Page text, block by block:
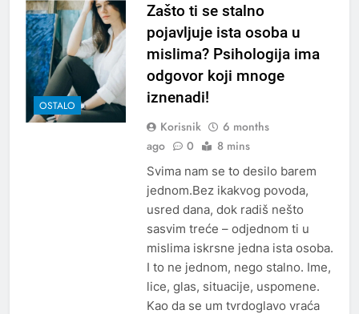
OSTALO
Zašto ti se stalno
pojavljuje ista osoba u
mislima? Psihologija ima
odgovor koji mnoge
iznenadi!
Korisnik
6 months
ago
0 8 mins
Svima nam se to desilo barem
jednom.Bez ikakvog povoda,
usred dana, dok radiš nešto
sasvim treće – odjednom ti u
mislima iskrsne jedna ista osoba.
I to ne jednom, nego stalno. Ime,
lice, glas, situacije, uspomene.
Kao da se um tvrdoglavo vraća